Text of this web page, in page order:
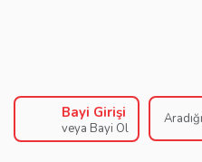
Bayi Girişi
veya Bayi Ol